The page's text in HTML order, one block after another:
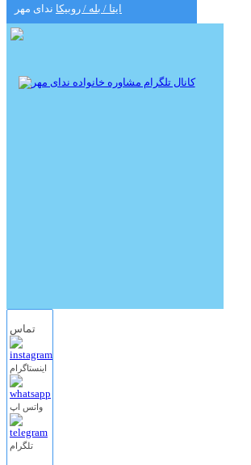
ایتا / بله / روبیکا ندای مهر
تماس
اینستاگرام
واتس اپ
تلگرام